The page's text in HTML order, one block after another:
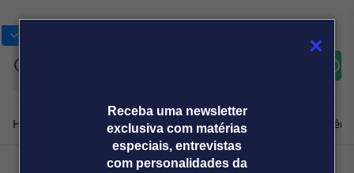
Receba uma newsletter
exclusiva com matérias
especiais, entrevistas
com personalidades da
Home Produtos e soluçõesNotíciasBlogWeekend